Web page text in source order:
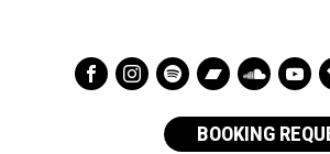
BOOKING